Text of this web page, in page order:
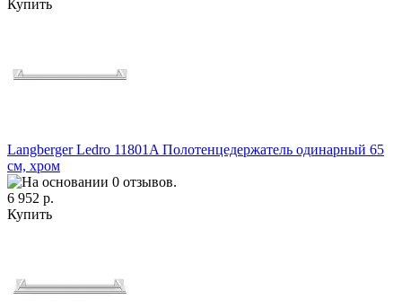
Купить
Langberger Ledro 11801A Полотенцедержатель одинарный 65
см, хром
6 952 р.
Купить